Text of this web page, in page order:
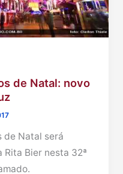
de Natal: novo
de Natal será
Rita Bier nesta 32ª